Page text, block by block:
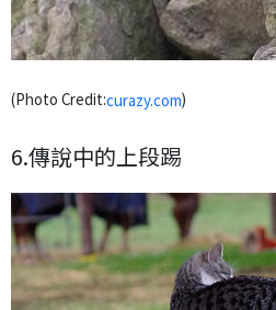
(Photo Credit:curazy.com)
6.傳說中的上段踢